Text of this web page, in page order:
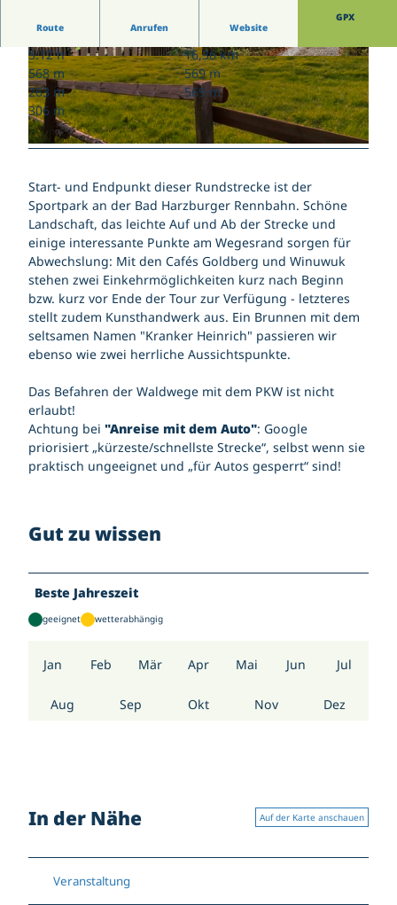
Känguroom
Sportpark Bad Harzburg
Wildgehege am Golfplatz
Kirchen
Kontakt | Anschrift
Parkmöglichkeiten
Pois
Tourist-Information
Gutscheine
Wetterdaten Großer Burgberg 483 m
Salz- und Lichterfest
Yellow Jockey Festival
147. Harzburger Galopprennwoche
Webcam
Gutscheine
Karriere
c
f
e
g
o
l
d
b
e
r
g
f
e
r
d
e
p
p
c
a
f
e
_
l
d
b
e
r
g
a
d
e
b
g
Route Anrufen Website
GPX
5:12 h
16,36 km
568 m
569 m
263 m
569 m
306 m
Start- und Endpunkt dieser Rundstrecke ist der
Sportpark an der Bad Harzburger Rennbahn. Schöne
Landschaft, das leichte Auf und Ab der Strecke und
einige interessante Punkte am Wegesrand sorgen für
Abwechslung: Mit den Cafés Goldberg und Winuwuk
stehen zwei Einkehrmöglichkeiten kurz nach Beginn
bzw. kurz vor Ende der Tour zur Verfügung - letzteres
stellt zudem Kunsthandwerk aus. Ein Brunnen mit dem
seltsamen Namen "Kranker Heinrich" passieren wir
ebenso wie zwei herrliche Aussichtspunkte.
Das Befahren der Waldwege mit dem PKW ist nicht
erlaubt!
Achtung bei "Anreise mit dem Auto": Google
priorisiert „kürzeste/schnellste Strecke“, selbst wenn sie
praktisch ungeeignet und „für Autos gesperrt“ sind!
Gut zu wissen
Beste Jahreszeit
geeignet wetterabhängig
Jan Feb Mär Apr Mai Jun Jul
Aug Sep Okt Nov Dez
In der Nähe Auf der Karte anschauen
Veranstaltung